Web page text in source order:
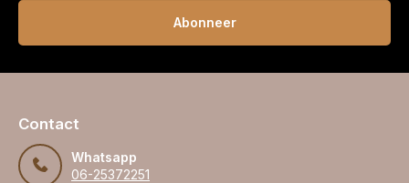
Abonneer
Contact
Whatsapp
06-25372251